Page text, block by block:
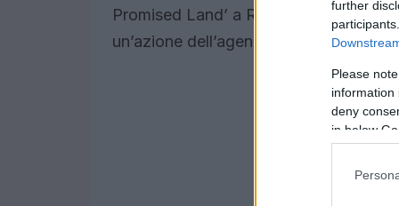
further
Please
information
deny
in below
Promised Land’ a Renee Good, una
un’azione dell’agenzia federale.